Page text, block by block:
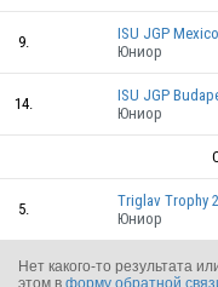
9.
ISU JGP
Юниор
14.
ISU JGP
Юниор
5.
Triglav Trophy
Юниор
Нет какого-то результата
этом в форму обратной